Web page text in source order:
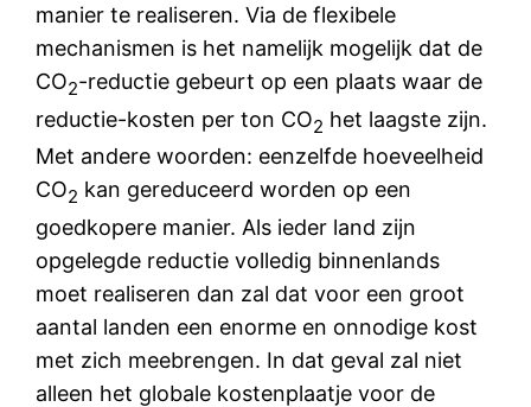
manier te realiseren. Via de flexibele
mechanismen is het namelijk mogelijk dat de
CO2-reductie gebeurt op een plaats waar de
reductie-kosten per ton CO2 het laagste zijn.
Met andere woorden: eenzelfde hoeveelheid
CO2 kan gereduceerd worden op een
goedkopere manier. Als ieder land zijn
opgelegde reductie volledig binnenlands
moet realiseren dan zal dat voor een groot
aantal landen een enorme en onnodige kost
met zich meebrengen. In dat geval zal niet
alleen het globale kostenplaatje voor de